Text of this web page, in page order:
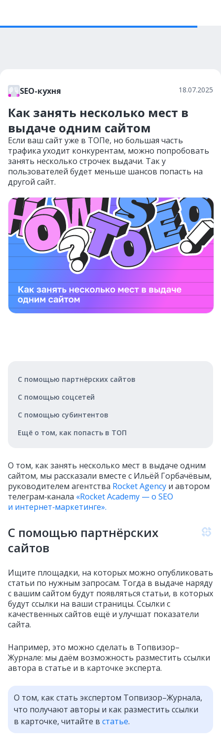
SEO-кухня 18.07.2025
Как занять несколько мест в
выдаче одним сайтом
Если ваш сайт уже в ТОПе, но большая часть
трафика уходит конкурентам, можно попробовать
занять несколько строчек выдачи. Так у
пользователей будет меньше шансов попасть на
другой сайт.
С помощью партнёрских сайтов
С помощью соцсетей
С помощью субинтентов
Ещё о том, как попасть в ТОП
О том, как занять несколько мест в выдаче одним
сайтом, мы рассказали вместе с Ильёй Горбачёвым,
руководителем агентства Rocket Agency и автором
телеграм‑канала «Rocket Academy — о SEO
и интернет‑маркетинге».
С помощью партнёрских
сайтов
Ищите площадки, на которых можно опубликовать
статьи по нужным запросам. Тогда в выдаче наряду
с вашим сайтом будут появляться статьи, в которых
будут ссылки на ваши страницы. Ссылки с
качественных сайтов ещё и улучшат показатели
сайта.
Например, это можно сделать в Топвизор–
Журнале: мы даём возможность разместить ссылки
автора в статье и в карточке эксперта.
О том, как стать экспертом Топвизор–Журнала,
что получают авторы и как разместить ссылки
в карточке, читайте в статье.